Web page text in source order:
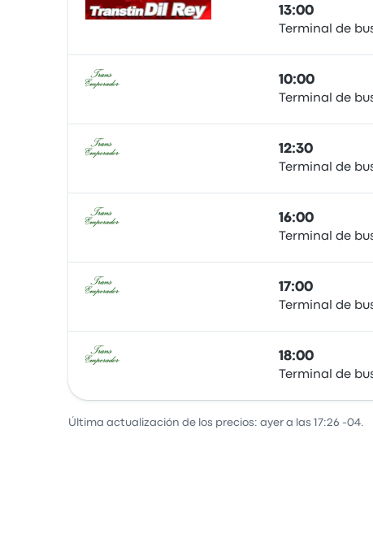
13:00
Terminal de
10:00
Terminal de
12:30
Terminal de
16:00
Terminal de
17:00
Terminal de
18:00
Terminal de
Última actualización de los precios: ayer a las 17:26 -04.